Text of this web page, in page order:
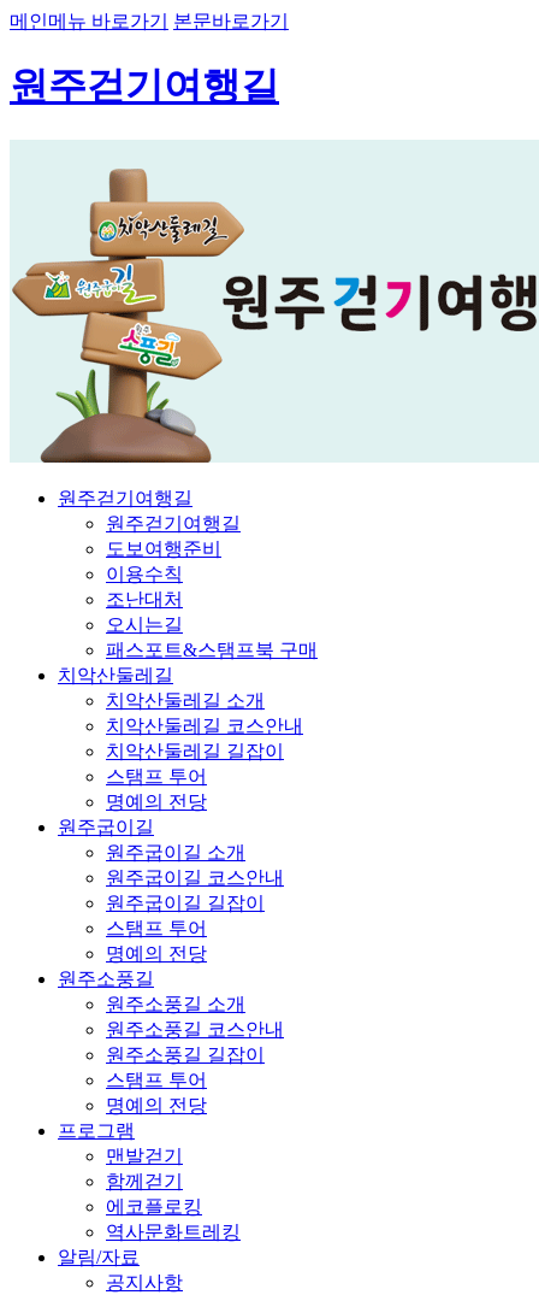
메인메뉴 바로가기 본문바로가기
원주걷기여행길
원주걷기여행길
원주걷기여행길
도보여행준비
이용수칙
조난대처
오시는길
패스포트&스탬프북 구매
치악산둘레길
치악산둘레길 소개
치악산둘레길 코스안내
치악산둘레길 길잡이
스탬프 투어
명예의 전당
원주굽이길
원주굽이길 소개
원주굽이길 코스안내
원주굽이길 길잡이
스탬프 투어
명예의 전당
원주소풍길
원주소풍길 소개
원주소풍길 코스안내
원주소풍길 길잡이
스탬프 투어
명예의 전당
프로그램
맨발걷기
함께걷기
에코플로킹
역사문화트레킹
알림/자료
공지사항